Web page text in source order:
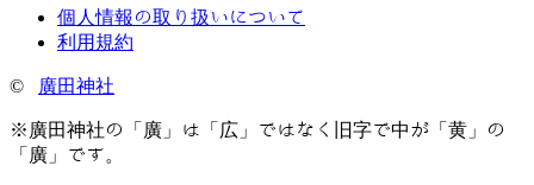
個人情報の取り扱いについて
利用規約
© 廣田神社
※廣田神社の「廣」は「広」ではなく旧字で中が「黄」の
「廣」です。